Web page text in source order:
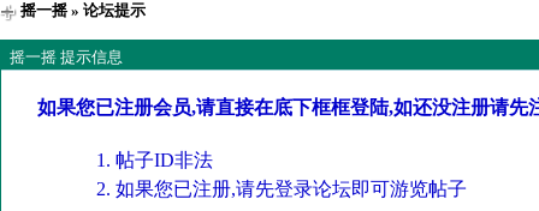
摇一摇» 论坛提示
摇一摇 提示信息
如果您已注册会员,请直接在底下框框登陆,如还没注册请先
帖子ID非法
如果您已注册,请先登录论坛即可游览帖子